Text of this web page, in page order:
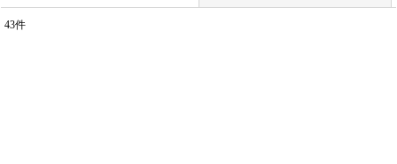
43件